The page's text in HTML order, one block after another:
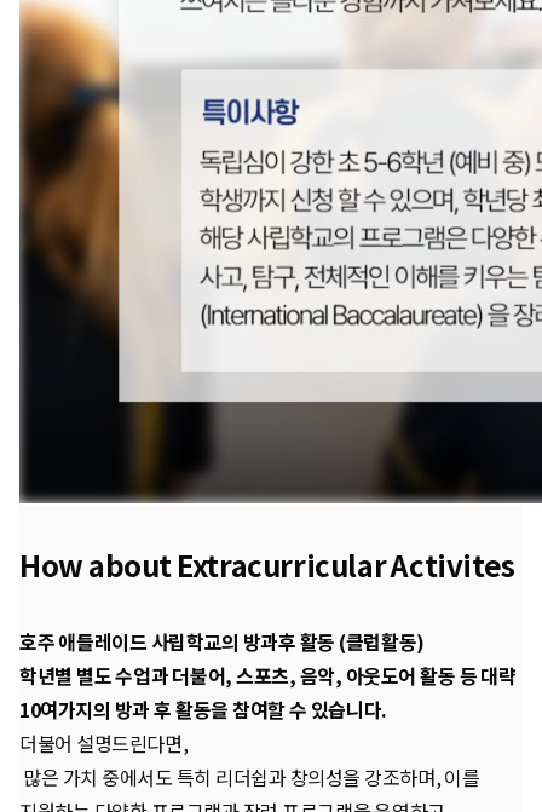
How about Extracurricular Activites
호주 애들레이드 사립학교의 방과후 활동 (클럽활동)
학년별 별도 수업과 더불어, 스포츠, 음악, 아웃도어 활동 등 대략
10여가지의 방과 후 활동을 참여할 수 있습니다.
더불어 설명드린다면,
많은 가치 중에서도 특히 리더쉽과 창의성을 강조하며, 이를